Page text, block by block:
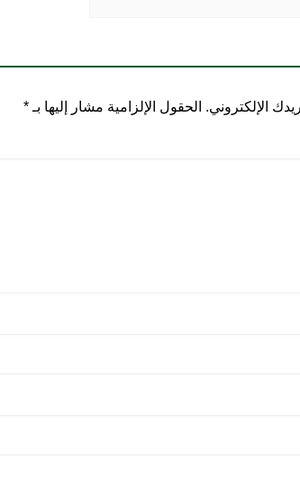
الإلكتروني. الحقول الإلزامية مشار إليها بـ *